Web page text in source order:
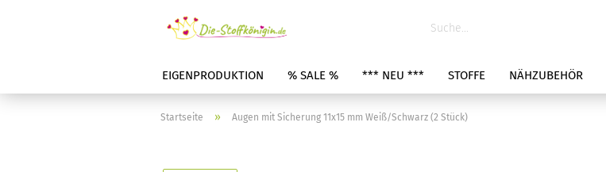
EIGENPRODUKTION % SALE % *** NEU *** STOFFE NÄHZUBEHÖR
Startseite » Augen mit Sicherung 11x15 mm Weiß/Schwarz (2 Stück)